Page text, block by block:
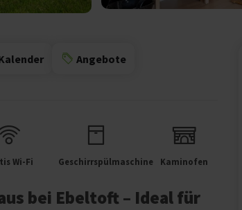
Angebote
Wi-Fi Geschirrspülmaschine Kaminofen
bei Ebeltoft – Ideal für